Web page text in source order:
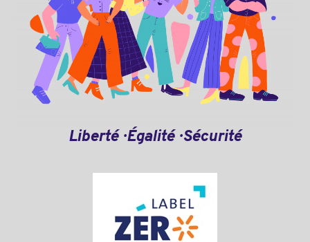
Liberté · Égalité · Sécurité